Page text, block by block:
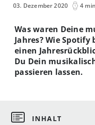
03. Dezember 2020 4
Was waren Deine
Jahres? Wie
einen
Du Dein
passieren lassen.